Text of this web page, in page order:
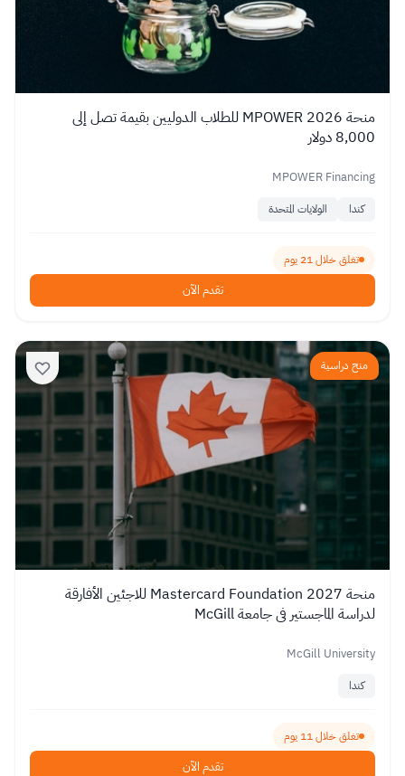
منحة MPOWER 2026 للطلاب الدوليين بقيمة تصل إلى
8,000 دولار
MPOWER Financing
كندا الولايات المتحدة
تغلق خلال 21 يوم
تقدم الآن
منح دراسية
منحة Mastercard Foundation 2027 للاجئين الأفارقة
لدراسة الماجستير في جامعة McGill
McGill University
كندا
تغلق خلال 11 يوم
تقدم الآن